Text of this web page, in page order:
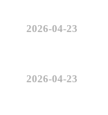
2026-04-23
2026-04-23